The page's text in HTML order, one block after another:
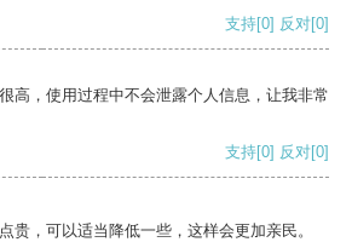
支持[0] 反对[0]
高，使用过程中不会泄露个人信息，让我非常
支持[0] 反对[0]
贵，可以适当降低一些，这样会更加亲民。